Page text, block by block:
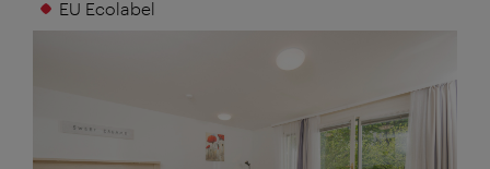
EU Ecolabel